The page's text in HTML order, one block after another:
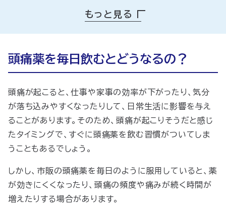
頭痛薬と上手に付き合うには？
もっと見る
頭痛薬を毎日飲むとどうなるの？
頭痛が起こると、仕事や家事の効率が下がったり、気分
が落ち込みやすくなったりして、日常生活に影響を与え
ることがあります。そのため、頭痛が起こりそうだと感じ
たタイミングで、すぐに頭痛薬を飲む習慣がついてしま
うこともあるでしょう。
しかし、市販の頭痛薬を毎日のように服用していると、薬
が効きにくくなったり、頭痛の頻度や痛みが続く時間が
増えたりする場合があります。